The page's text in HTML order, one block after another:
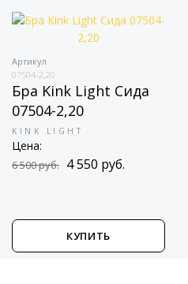
Артикул
07504-2,20
Бра Kink Light Сида
07504-2,20
KINK LIGHT
Цена:
6 500 руб. 4 550 руб.
КУПИТЬ